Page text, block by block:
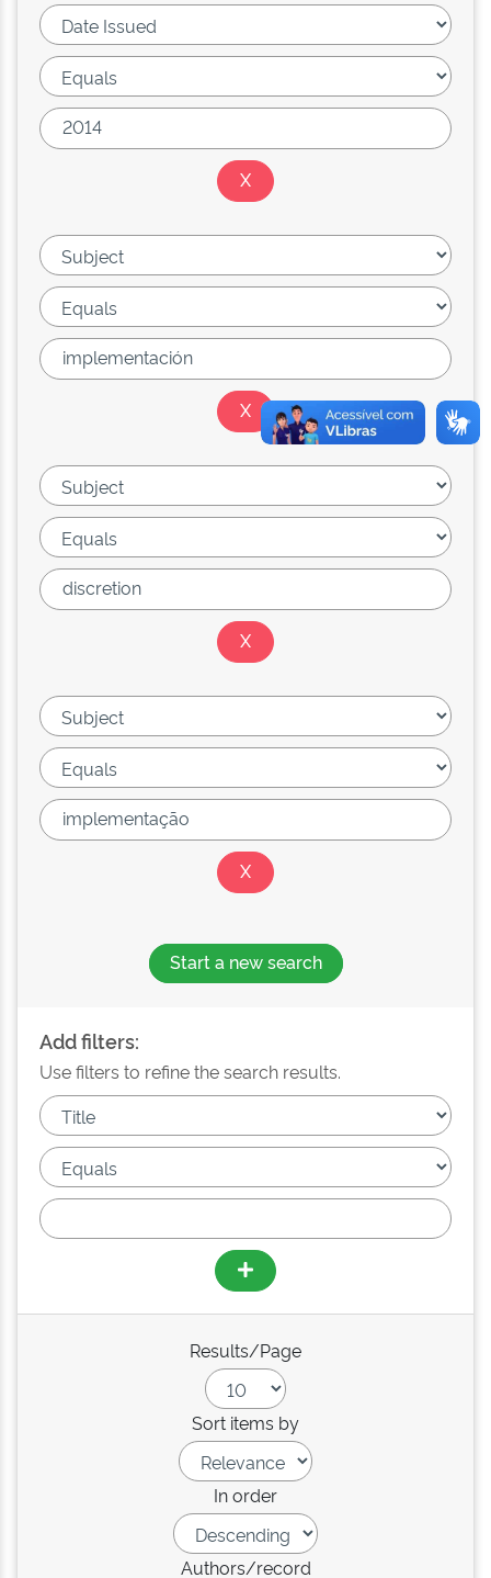
Start a new search
Add filters:
Use filters to refine the search results.
Results/Page
Sort items by
In order
Authors/record